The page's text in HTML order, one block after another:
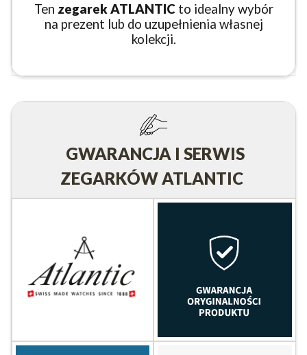
Ten zegarek ATLANTIC to idealny wybór
na prezent lub do uzupełnienia własnej
kolekcji.
GWARANCJA I SERWIS
ZEGARKÓW ATLANTIC